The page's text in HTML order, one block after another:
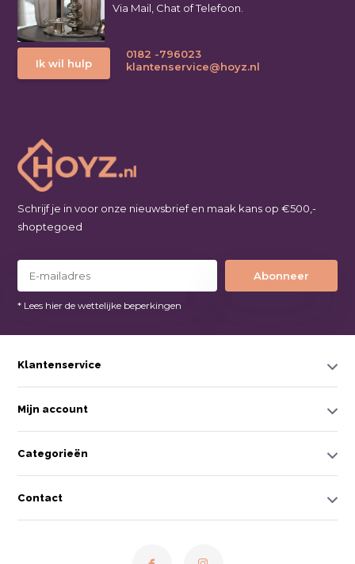
Via Mail, Chat of Telefoon.
Ik wil hulp
0182 -796023
klantenservice@hoyz.nl
Schrijf je in voor onze nieuwsbrief en maak kans op €500,-
shoptegoed
Abonneer
* Lees hier de wettelijke beperkingen
Klantenservice
Mijn account
Categorieën
Contact